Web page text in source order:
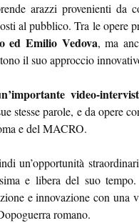
arazzi provenienti da
al pubblico. Tra le opere
ed Emilio Vedova, ma
il suo approccio
video-
stesse parole, e da opere
e del MACRO.
un’opportunità
e libera del suo tempo.
e innovazione con una
romano.